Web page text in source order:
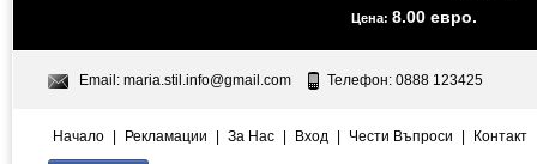
Цена: 8.00 евро.
Email: maria.stil.info@gmail.com Телефон: 0888 123425
Начало | Рекламации | За Нас | Вход | Чести Въпроси | Контакт